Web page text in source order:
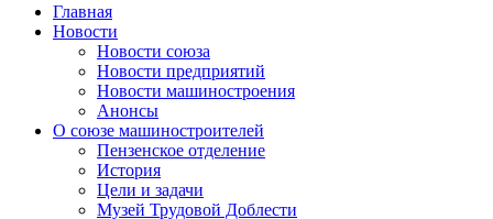
Главная
Новости
Новости союза
Новости предприятий
Новости машиностроения
Анонсы
О союзе машиностроителей
Пензенское отделение
История
Цели и задачи
Музей Трудовой Доблести